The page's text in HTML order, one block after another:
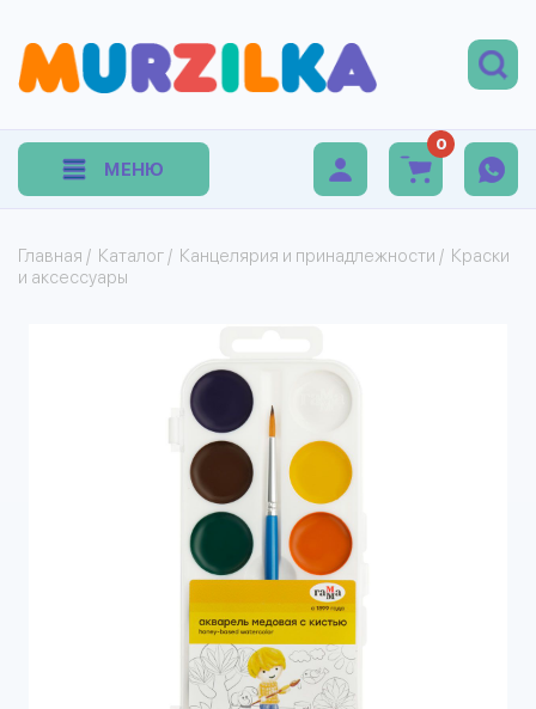
МЕНЮ
0
Главная / Каталог / Канцелярия и принадлежности / Краски
и аксессуары